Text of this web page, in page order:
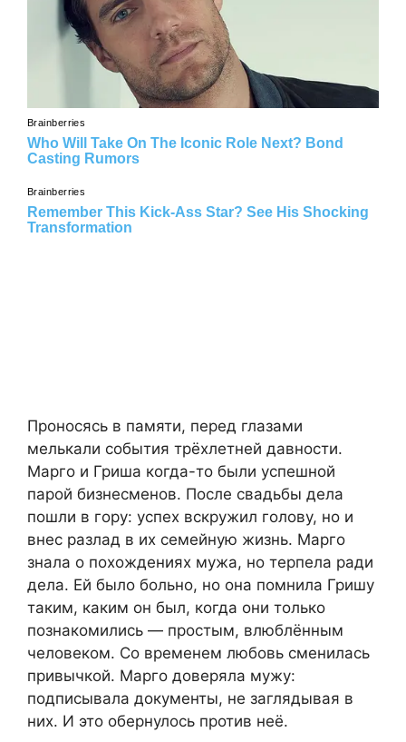
Проносясь в памяти, перед глазами
мелькали события трёхлетней давности.
Марго и Гриша когда-то были успешной
парой бизнесменов. После свадьбы дела
пошли в гору: успех вскружил голову, но и
внес разлад в их семейную жизнь. Марго
знала о похождениях мужа, но терпела ради
дела. Ей было больно, но она помнила Гришу
таким, каким он был, когда они только
познакомились — простым, влюблённым
человеком. Со временем любовь сменилась
привычкой. Марго доверяла мужу:
подписывала документы, не заглядывая в
них. И это обернулось против неё.